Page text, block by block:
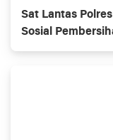
Sat Lantas
Sosial
70 Polisi Lalu